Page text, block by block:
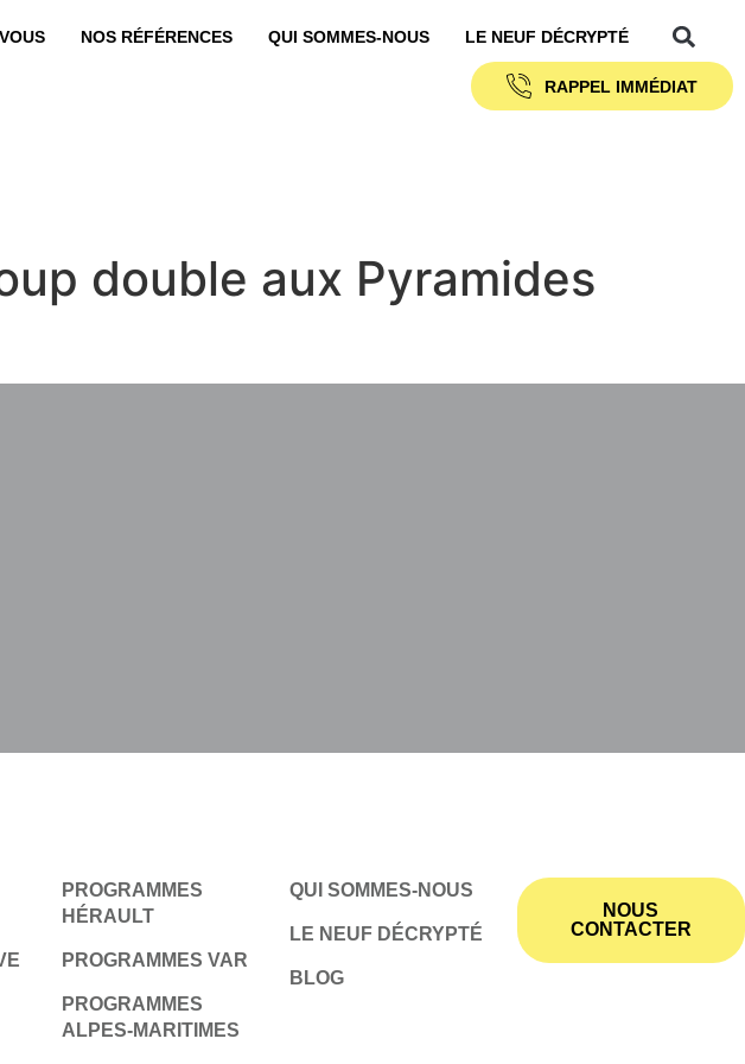
NOS RÉFÉRENCES QUI SOMMES-NOUS LE NEUF DÉCRYPTÉ
RAPPEL IMMÉDIAT
double aux Pyramides
PROGRAMMES
HÉRAULT
PROGRAMMES VAR
PROGRAMMES
ALPES-MARITIMES
QUI SOMMES-NOUS
LE NEUF DÉCRYPTÉ
BLOG
NOUS
CONTACTER